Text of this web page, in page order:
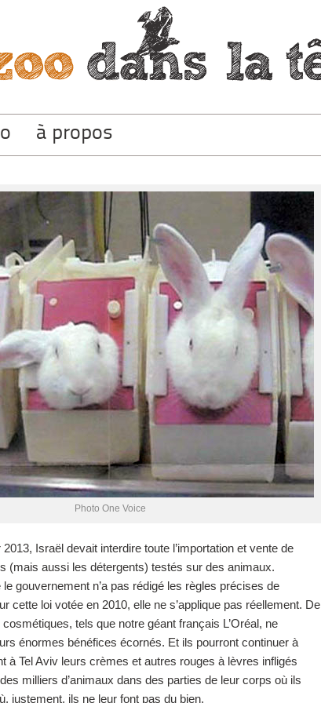
à propos
Photo One Voice
Israël devait interdire toute l’importation et vente de
(mais aussi les détergents) testés sur des animaux.
gouvernement n’a pas rédigé les règles précises de
cette loi votée en 2010, elle ne s’applique pas réellement. De
tels que notre géant français L’Oréal, ne
énormes bénéfices écornés. Et ils pourront continuer à
à Tel Aviv leurs crèmes et autres rouges à lèvres infligés
milliers d’animaux dans des parties de leur corps où ils
justement, ils ne leur font pas du bien.